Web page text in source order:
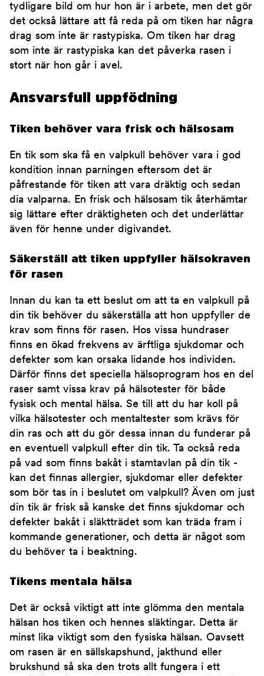
tydligare bild om hur hon är i arbete, men det gör
det också lättare att få reda på om tiken har några
drag som inte är rastypiska. Om tiken har drag
som inte är rastypiska kan det påverka rasen i
stort när hon går i avel.
Ansvarsfull uppfödning
Tiken behöver vara frisk och hälsosam
En tik som ska få en valpkull behöver vara i god
kondition innan parningen eftersom det är
påfrestande för tiken att vara dräktig och sedan
dia valparna. En frisk och hälsosam tik återhämtar
sig lättare efter dräktigheten och det underlättar
även för henne under digivandet.
Säkerställ att tiken uppfyller hälsokraven
för rasen
Innan du kan ta ett beslut om att ta en valpkull på
din tik behöver du säkerställa att hon uppfyller de
krav som finns för rasen. Hos vissa hundraser
finns en ökad frekvens av ärftliga sjukdomar och
defekter som kan orsaka lidande hos individen.
Därför finns det speciella hälsoprogram hos en del
raser samt vissa krav på hälsotester för både
fysisk och mental hälsa. Se till att du har koll på
vilka hälsotester och mentaltester som krävs för
din ras och att du gör dessa innan du funderar på
en eventuell valpkull efter din tik. Ta också reda
på vad som finns bakåt i stamtavlan på din tik -
kan det finnas allergier, sjukdomar eller defekter
som bör tas in i beslutet om valpkull? Även om just
din tik är frisk så kanske det finns sjukdomar och
defekter bakåt i släktträdet som kan träda fram i
kommande generationer, och detta är något som
du behöver ta i beaktning.
Tikens mentala hälsa
Det är också viktigt att inte glömma den mentala
hälsan hos tiken och hennes släktingar. Detta är
minst lika viktigt som den fysiska hälsan. Oavsett
om rasen är en sällskapshund, jakthund eller
brukshund så ska den trots allt fungera i ett